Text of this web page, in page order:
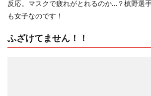
反応。マスクで疲れがとれるのか…？槙野選
も女子なのです！
ふざけてません！！